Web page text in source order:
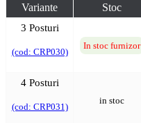
Variante Stoc
3 Posturi
(cod: CRP030)
In stoc furnizor
4 Posturi
(cod: CRP031)
in stoc